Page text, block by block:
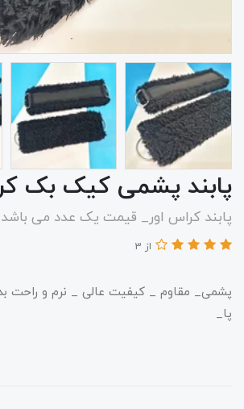
پابند پشمی کیک بک
پابند کراس اور_ قیمت یک عدد می باشد
از 3
پشمی_ مقاوم _ کیفیت عالی _ نرم و راحت
پا_